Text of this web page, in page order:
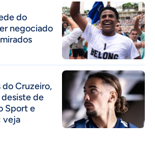
do
negociado
do Cruzeiro,
de
Sport e
veja